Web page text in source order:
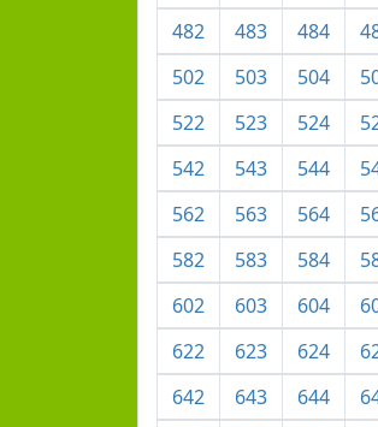
482
483 484
502
503 504
522
523 524
542
543 544
562
563 564
582
583 584
602
603 604
622
623 624
642
643 644